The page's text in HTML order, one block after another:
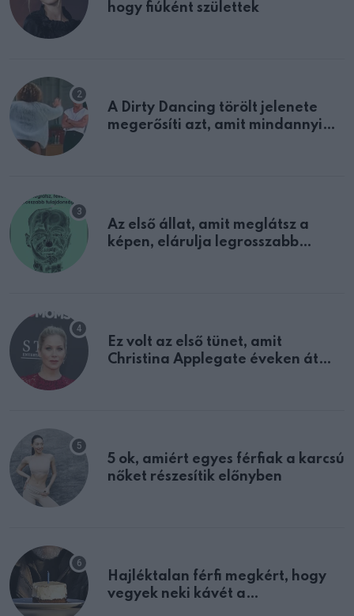
hogy fiúként születtek
A Dirty Dancing törölt jelenete
megerősíti azt, amit mindannyian
Az első állat, amit meglátsz a
képen, elárulja legrosszabb
Ez volt az első tünet, amit
Christina Applegate éveken át
5 ok, amiért egyes férfiak a karcsú
nőket részesítik előnyben
Hajléktalan férfi megkért, hogy
vegyek neki kávét a